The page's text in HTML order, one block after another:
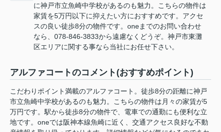
に神戸市立魚崎中学校があるのも魅力。こちらの物件は
家賃を5万円以下に抑えたい方におすすめです。アクセ
スの良い徒歩8分の物件です。oneまでのお問い合わせ
なら、078-846-3833から遠慮なくどうぞ。神戸市東灘
区エリアに関する事なら当社にお任せ下さい。
アルファコートのコメント(おすすめポイント)
こだわりポイント満載のアルファコート。徒歩8分の距離に神戸
市立魚崎中学校があるのも魅力。こちらの物件は月々の家賃が5
万円です。駅から徒歩8分の物件で、電車での通勤にも便利な立
地です。oneでは阪神本線魚崎に近く、交通アクセス良好な不動